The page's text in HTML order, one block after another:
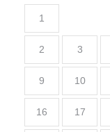
1
2 3
9 10
16 17